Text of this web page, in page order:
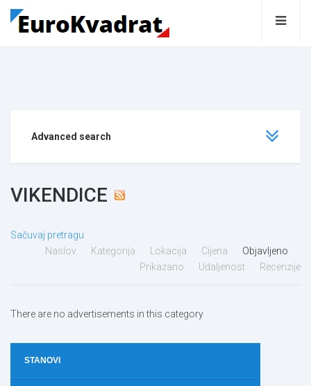
Advanced search
VIKENDICE
Sačuvaj pretragu
Naslov
Kategorija Lokacija Cijena
Objavljeno
Prikazano
Udaljenost Recenzije
There are no advertisements in this category
STANOVI